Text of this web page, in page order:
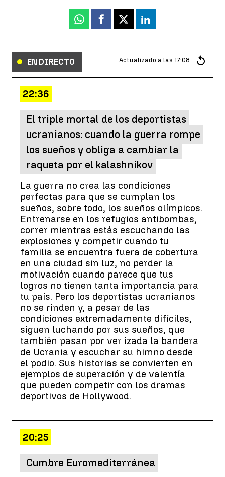
Whatsapp
Facebook
X Linkedin
EN DIRECTO Actualizado a las 17:08
22:36
El triple mortal de los deportistas
ucranianos: cuando la guerra rompe
los sueños y obliga a cambiar la
raqueta por el kalashnikov
La guerra no crea las condiciones
perfectas para que se cumplan los
sueños, sobre todo, los sueños olímpicos.
Entrenarse en los refugios antibombas,
correr mientras estás escuchando las
explosiones y competir cuando tu
familia se encuentra fuera de cobertura
en una ciudad sin luz, no perder la
motivación cuando parece que tus
logros no tienen tanta importancia para
tu país. Pero los deportistas ucranianos
no se rinden y, a pesar de las
condiciones extremadamente difíciles,
siguen luchando por sus sueños, que
también pasan por ver izada la bandera
de Ucrania y escuchar su himno desde
el podio. Sus historias se convierten en
ejemplos de superación y de valentía
que pueden competir con los dramas
deportivos de Hollywood.
20:25
Cumbre Euromediterránea